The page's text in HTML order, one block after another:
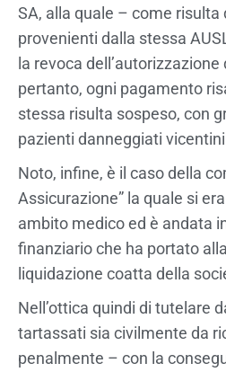
SA, alla quale – come risulta
provenienti dalla stessa
la revoca
pertanto, ogni pagamento
stessa risulta sospeso, con
pazienti danneggiati
Noto, infine, è il caso della
Assicurazione” la quale si
ambito medico ed è andata
finanziario che ha portato
liquidazione coatta della
Nell’ottica quindi di tutelare
tartassati sia civilmente da
penalmente – con la